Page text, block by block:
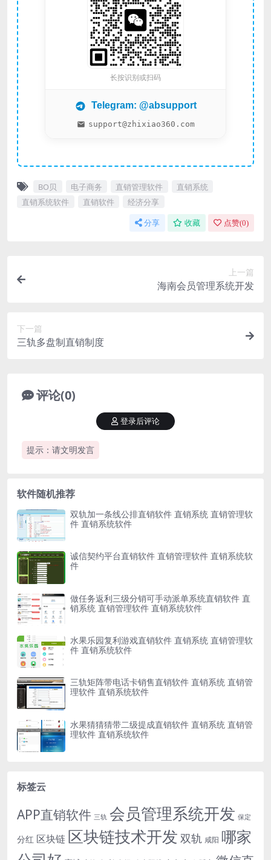
长按识别或扫码
Telegram: @absupport
support@zhixiao360.com
BO贝 电子商务 直销管理软件
直销系统
直销系统软件
直销软件 经济分享
分享 收藏 点赞(0)
上一篇
海南会员管理系统开发
下一篇
三轨多盘制直销制度
评论(0)
提示：请文明发言
登录后评论
软件随机推荐
双轨加一条线公排直销软件 直销系统 直销管理软
件 直销系统软件
诚信契约平台直销软件 直销管理软件 直销系统软
件
做任务返利三级分销可手动派单系统直销软件 直
销系统 直销管理软件 直销系统软件
水果乐园复利游戏直销软件 直销系统 直销管理软
件 直销系统软件
三轨矩阵带电话卡销售直销软件 直销系统 直销管
理软件 直销系统软件
水果猜猜猜带二级提成直销软件 直销系统 直销管
理软件 直销系统软件
标签云
APP直销软件 三轨 会员管理系统开发 保定
分红 区块链 区块链技术开发 双轨 咸阳 哪家